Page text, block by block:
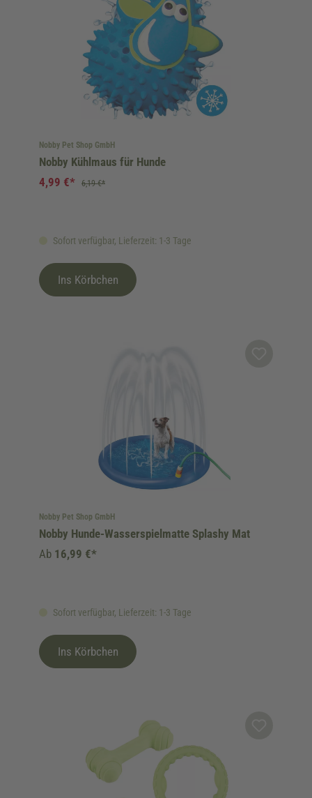
Nobby Pet Shop GmbH
Nobby Kühlmaus für Hunde
Sofort verfügbar, Lieferzeit: 1-3 Tage
4,99 €* 6,19 €*
Ins Körbchen
Nobby Pet Shop GmbH
Nobby Hunde-Wasserspielmatte Splashy Mat
Sofort verfügbar, Lieferzeit: 1-3 Tage
Ab 16,99 €*
Ins Körbchen